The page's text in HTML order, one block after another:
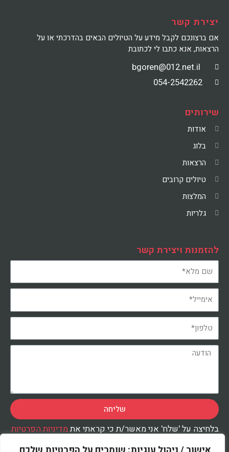
יצירת קשר
אם ברצונכם לקבל מידע על הטיולים הבאים בהדרכתי או על
הרצאות, אנא כתבו לי לכתובת
054-2542262
שירותים
אודות
בלוג
הרצאות
טיולים קרובים
המלצות
גלריות
להזמנות ויצירת קשר
שליחה
בלחיצה על 'שלח' אני מאשר/ת כי קראתי אתמדיניות הפרטיות
לצורך טיפול בפנייתי.